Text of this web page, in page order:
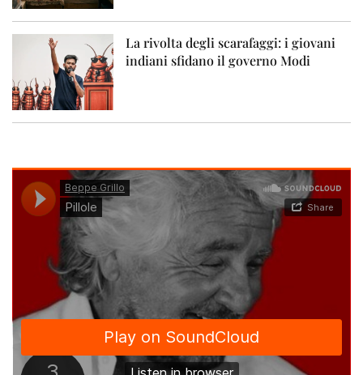
La rivolta degli scarafaggi: i giovani
indiani sfidano il governo Modi